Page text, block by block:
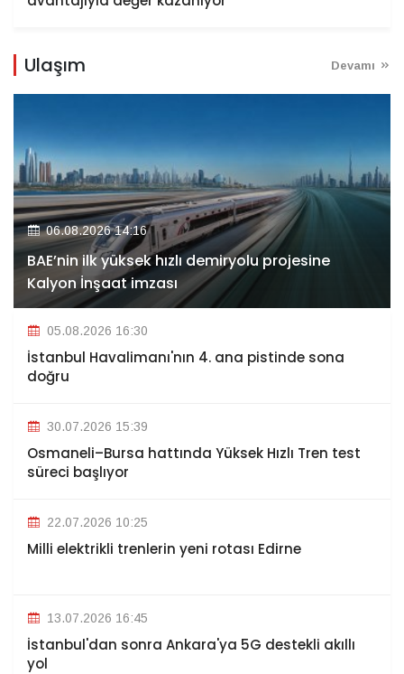
Ulaşım Devamı
06.08.2026 14:16
BAE’nin ilk yüksek hızlı demiryolu projesine
Kalyon İnşaat imzası
05.08.2026 16:30
İstanbul Havalimanı'nın 4. ana pistinde sona
doğru
30.07.2026 15:39
Osmaneli–Bursa hattında Yüksek Hızlı Tren test
süreci başlıyor
22.07.2026 10:25
Milli elektrikli trenlerin yeni rotası Edirne
13.07.2026 16:45
İstanbul'dan sonra Ankara'ya 5G destekli akıllı
yol